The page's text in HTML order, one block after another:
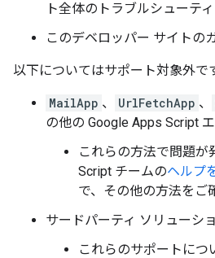
ト全体のトラブルシューテ
このデベロッパー サイトの
以下についてはサポート対象外で
MailApp 、 UrlFetchApp 、
の他の Google Apps Script
これらの方法で問題
Script チームのヘルプ
で、その他の方法をご
サードパーティ ソリューシ
これらのサポートにつ